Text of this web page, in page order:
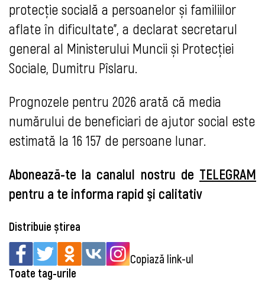
protecție socială a persoanelor și familiilor
aflate în dificultate", a declarat secretarul
general al Ministerului Muncii și Protecției
Sociale, Dumitru Pîslaru.
Prognozele pentru 2026 arată că media
numărului de beneficiari de ajutor social este
estimată la 16 157 de persoane lunar.
Abonează-te la canalul nostru de TELEGRAM
pentru a te informa rapid şi calitativ
Distribuie știrea
Copiază link-ul
Toate tag-urile